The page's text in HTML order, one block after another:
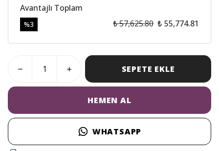
Avantajlı Toplam
%3 ₺ 57,625.80 ₺ 55,774.81
SEPETE EKLE
HEMEN AL
WHATSAPP